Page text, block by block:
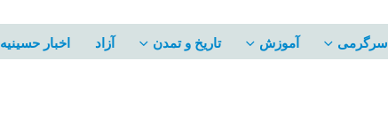
سرگرمی آموزش تاریخ و تمدن آزاد اخبار حسینیه